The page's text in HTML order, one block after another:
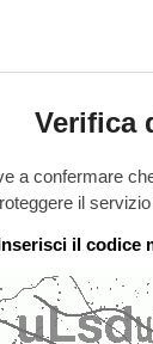
Verifica
a confermare
il
il codice